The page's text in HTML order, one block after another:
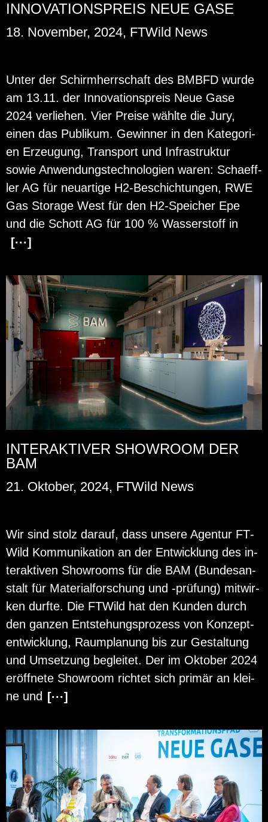
INNOVATIONSPREIS NEUE GASE
18. November, 2024, FTWild News
Unter der Schirm­herr­schaft des BMBFD wurde
am 13.11. der In­no­va­ti­ons­preis Neue Gase
2024 ver­lie­hen. Vier Prei­se wähl­te die Jury,
einen das Pu­bli­kum. Ge­win­ner in den Ka­te­go­ri­
en Er­zeu­gung, Trans­port und In­fra­struk­tur
sowie An­wen­dungs­tech­no­lo­gi­en waren: Scha­eff­
ler AG für neu­ar­ti­ge H2-Be­schich­tun­gen, RWE
Gas Sto­r­a­ge West für den H2-Spei­cher Epe
und die Schott AG für 100 % Was­ser­stoff in
[···]
INTERAKTIVER SHOWROOM DER
BAM
21. Oktober, 2024, FTWild News
Wir sind stolz dar­auf, dass un­se­re Agen­tur FT­
Wild Kom­mu­ni­ka­ti­on an der Ent­wick­lung des in­
ter­ak­ti­ven Show­rooms für die BAM (Bun­des­an­
stalt für Ma­te­ri­al­for­schung und -prü­fung) mit­wir­
ken durf­te. Die FT­Wild hat den Kun­den durch
den gan­zen Ent­ste­hungs­pro­zess von Kon­zept­
ent­wick­lung, Raum­pla­nung bis zur Ge­stal­tung
und Um­set­zung be­glei­tet. Der im Ok­to­ber 2024
er­öff­ne­te Show­room rich­tet sich pri­mär an klei­
ne und
[···]